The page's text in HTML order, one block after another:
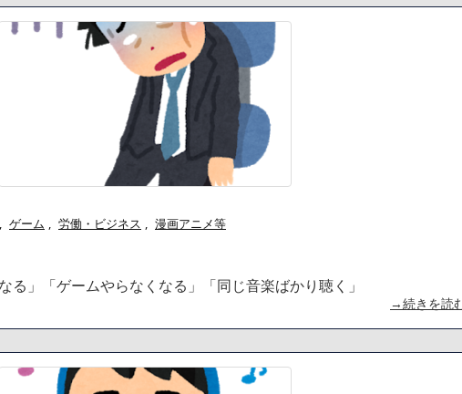
だった所です」
べたろww(2割3割減ったら御の
ことが発覚「衝撃的な数字だ」
税金資産の取崩し
いうデマ記事をこっそり削除し
一人称が「ボキ」ではなく「俺」となっ
かつてはSONYのパソコンだった「
ハードオフに売っていた4万4000円の
ｗ」「逆に超安い」
【閲覧注意】俺が近くにいると機械が
私は6年間「子無し既婚女性」で人か
のせいかもしれません
Powered by livedoor 相互RSS
, ゲーム , 労働・ビジネス , 漫画アニメ等
る」「ゲームやらなくなる」「同じ音楽ばかり聴く」
→続きを読